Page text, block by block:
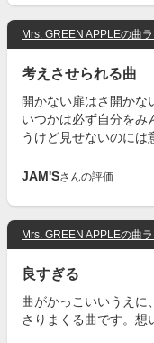
Mrs. GREEN APPLEの曲
考えさせられる曲
開かない扉はさ開かな
いつかは必ず自分をみ
うけど見せないのには
JAM'Sさんの評価
Mrs. GREEN APPLEの曲
良すぎる
曲がかっこいいうえに
さりまくる曲です。想